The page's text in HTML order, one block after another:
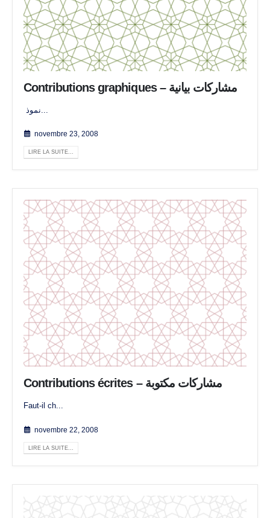
Contributions graphiques – مشاركات بيانية
novembre 23, 2008
LIRE LA SUITE...
Contributions écrites – مشاركات مكتوبة
Faut-il ch...
novembre 22, 2008
LIRE LA SUITE...